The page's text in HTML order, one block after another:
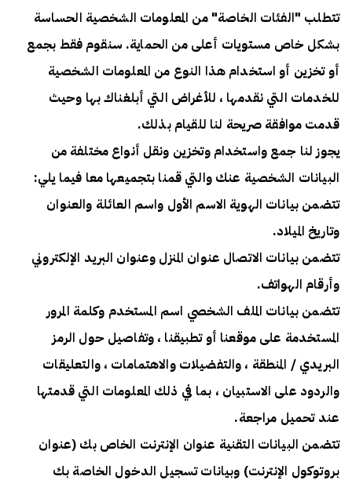
تتطلب "الفئات الخاصة" من المعلومات الشخصية الحساسة
بشكل خاص مستويات أعلى من الحماية. سنقوم فقط بجمع
أو تخزين أو استخدام هذا النوع من المعلومات الشخصية
للخدمات التي نقدمها ، للأغراض التي أبلغناك بها وحيث
قدمت موافقة صريحة لنا للقيام بذلك.
يجوز لنا جمع واستخدام وتخزين ونقل أنواع مختلفة من
البيانات الشخصية عنك والتي قمنا بتجميعها معا فيما يلي:
تتضمن بيانات الهوية الاسم الأول واسم العائلة والعنوان
وتاريخ الميلاد.
تتضمن بيانات الاتصال عنوان المنزل وعنوان البريد الإلكتروني
وأرقام الهواتف.
تتضمن بيانات الملف الشخصي اسم المستخدم وكلمة المرور
المستخدمة على موقعنا أو تطبيقنا ، وتفاصيل حول الرمز
البريدي / المنطقة ، والتفضيلات والاهتمامات ، والتعليقات
والردود على الاستبيان ، بما في ذلك المعلومات التي قدمتها
عند تحميل مراجعة.
تتضمن البيانات التقنية عنوان الإنترنت الخاص بك (عنوان
بروتوكول الإنترنت) وبيانات تسجيل الدخول الخاصة بك